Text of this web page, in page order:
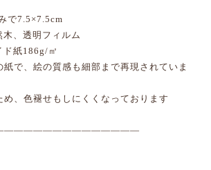
7.5×7.5cm
、透明フィルム
ド紙186g/㎡
で、絵の質感も細部まで再現されていま
め、色褪せもしにくくなっております